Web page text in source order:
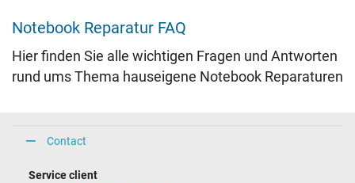
Notebook Reparatur FAQ
Hier finden Sie alle wichtigen Fragen und Antworten
rund ums Thema hauseigene Notebook Reparaturen
Contact
Service client